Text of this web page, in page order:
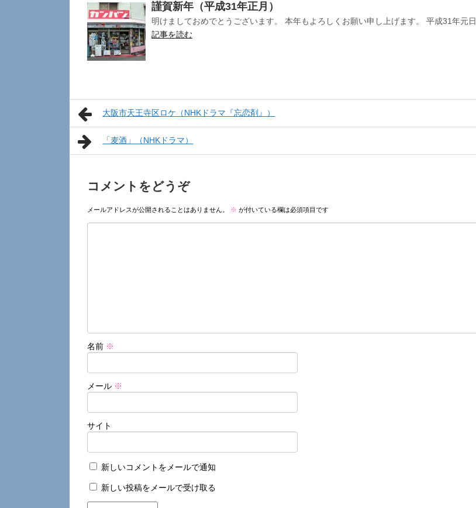
謹賀新年（平成31年正月）
明けましておめでとうございます。 本年もよろしくお願い申し上げます。 平成31年元日
記事を読む
大阪市天王寺区ロケ（NHKドラマ『忘恋剤』）
「麦酒」（NHKドラマ）
コメントをどうぞ
メールアドレスが公開されることはありません。 ※ が付いている欄は必須項目です
名前 ※
メール ※
サイト
新しいコメントをメールで通知
新しい投稿をメールで受け取る